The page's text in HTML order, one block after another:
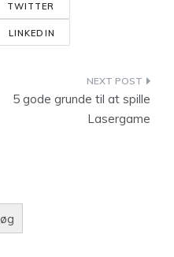
TWITTER
LINKEDIN
5 gode grunde til at spille
Lasergame